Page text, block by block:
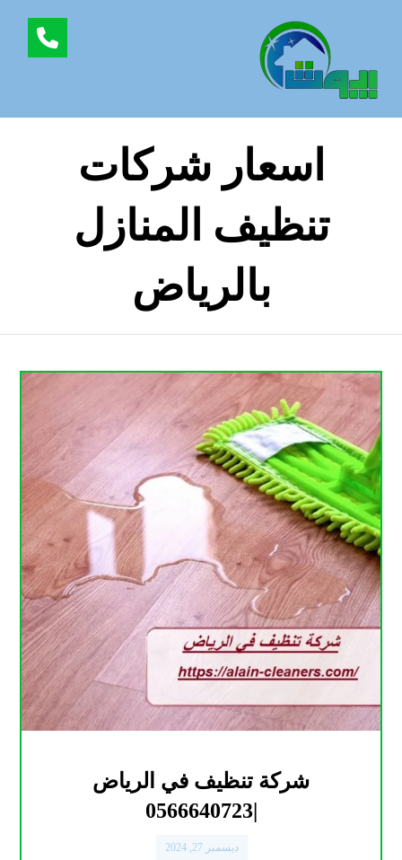
اسعار شركات
تنظيف المنازل
بالرياض
شركة تنظيف في الرياض
|0566640723
ديسمبر 27, 2024